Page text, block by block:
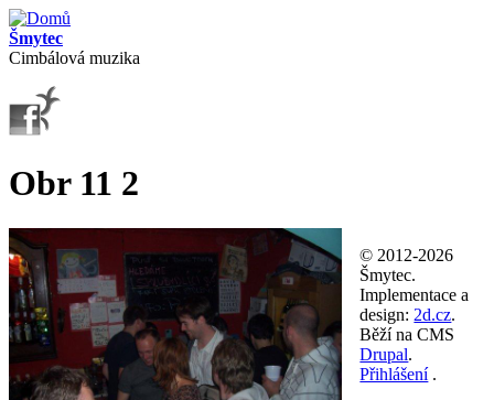
Přejít k hlavnímu obsahu
Šmytec
Cimbálová muzika
Obr 11 2
© 2012-2026
Šmytec.
Implementace a
design: 2d.cz.
Běží na CMS
Drupal.
Přihlášení.